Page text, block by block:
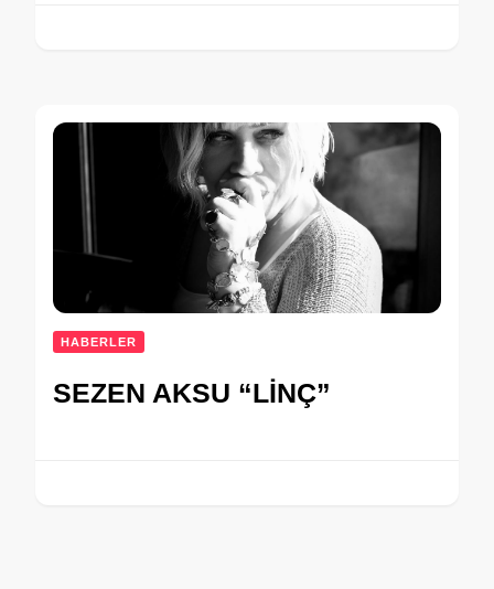
HABERLER
SEZEN AKSU “LİNÇ”